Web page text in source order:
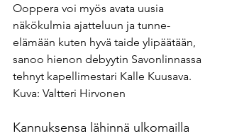
Ooppera voi myös avata uusia
näkökulmia ajatteluun ja tunne-
elämään kuten hyvä taide ylipäätään,
sanoo hienon debyytin Savonlinnassa
tehnyt kapellimestari Kalle Kuusava.
Kuva: Valtteri Hirvonen
Kannuksensa lähinnä ulkomailla